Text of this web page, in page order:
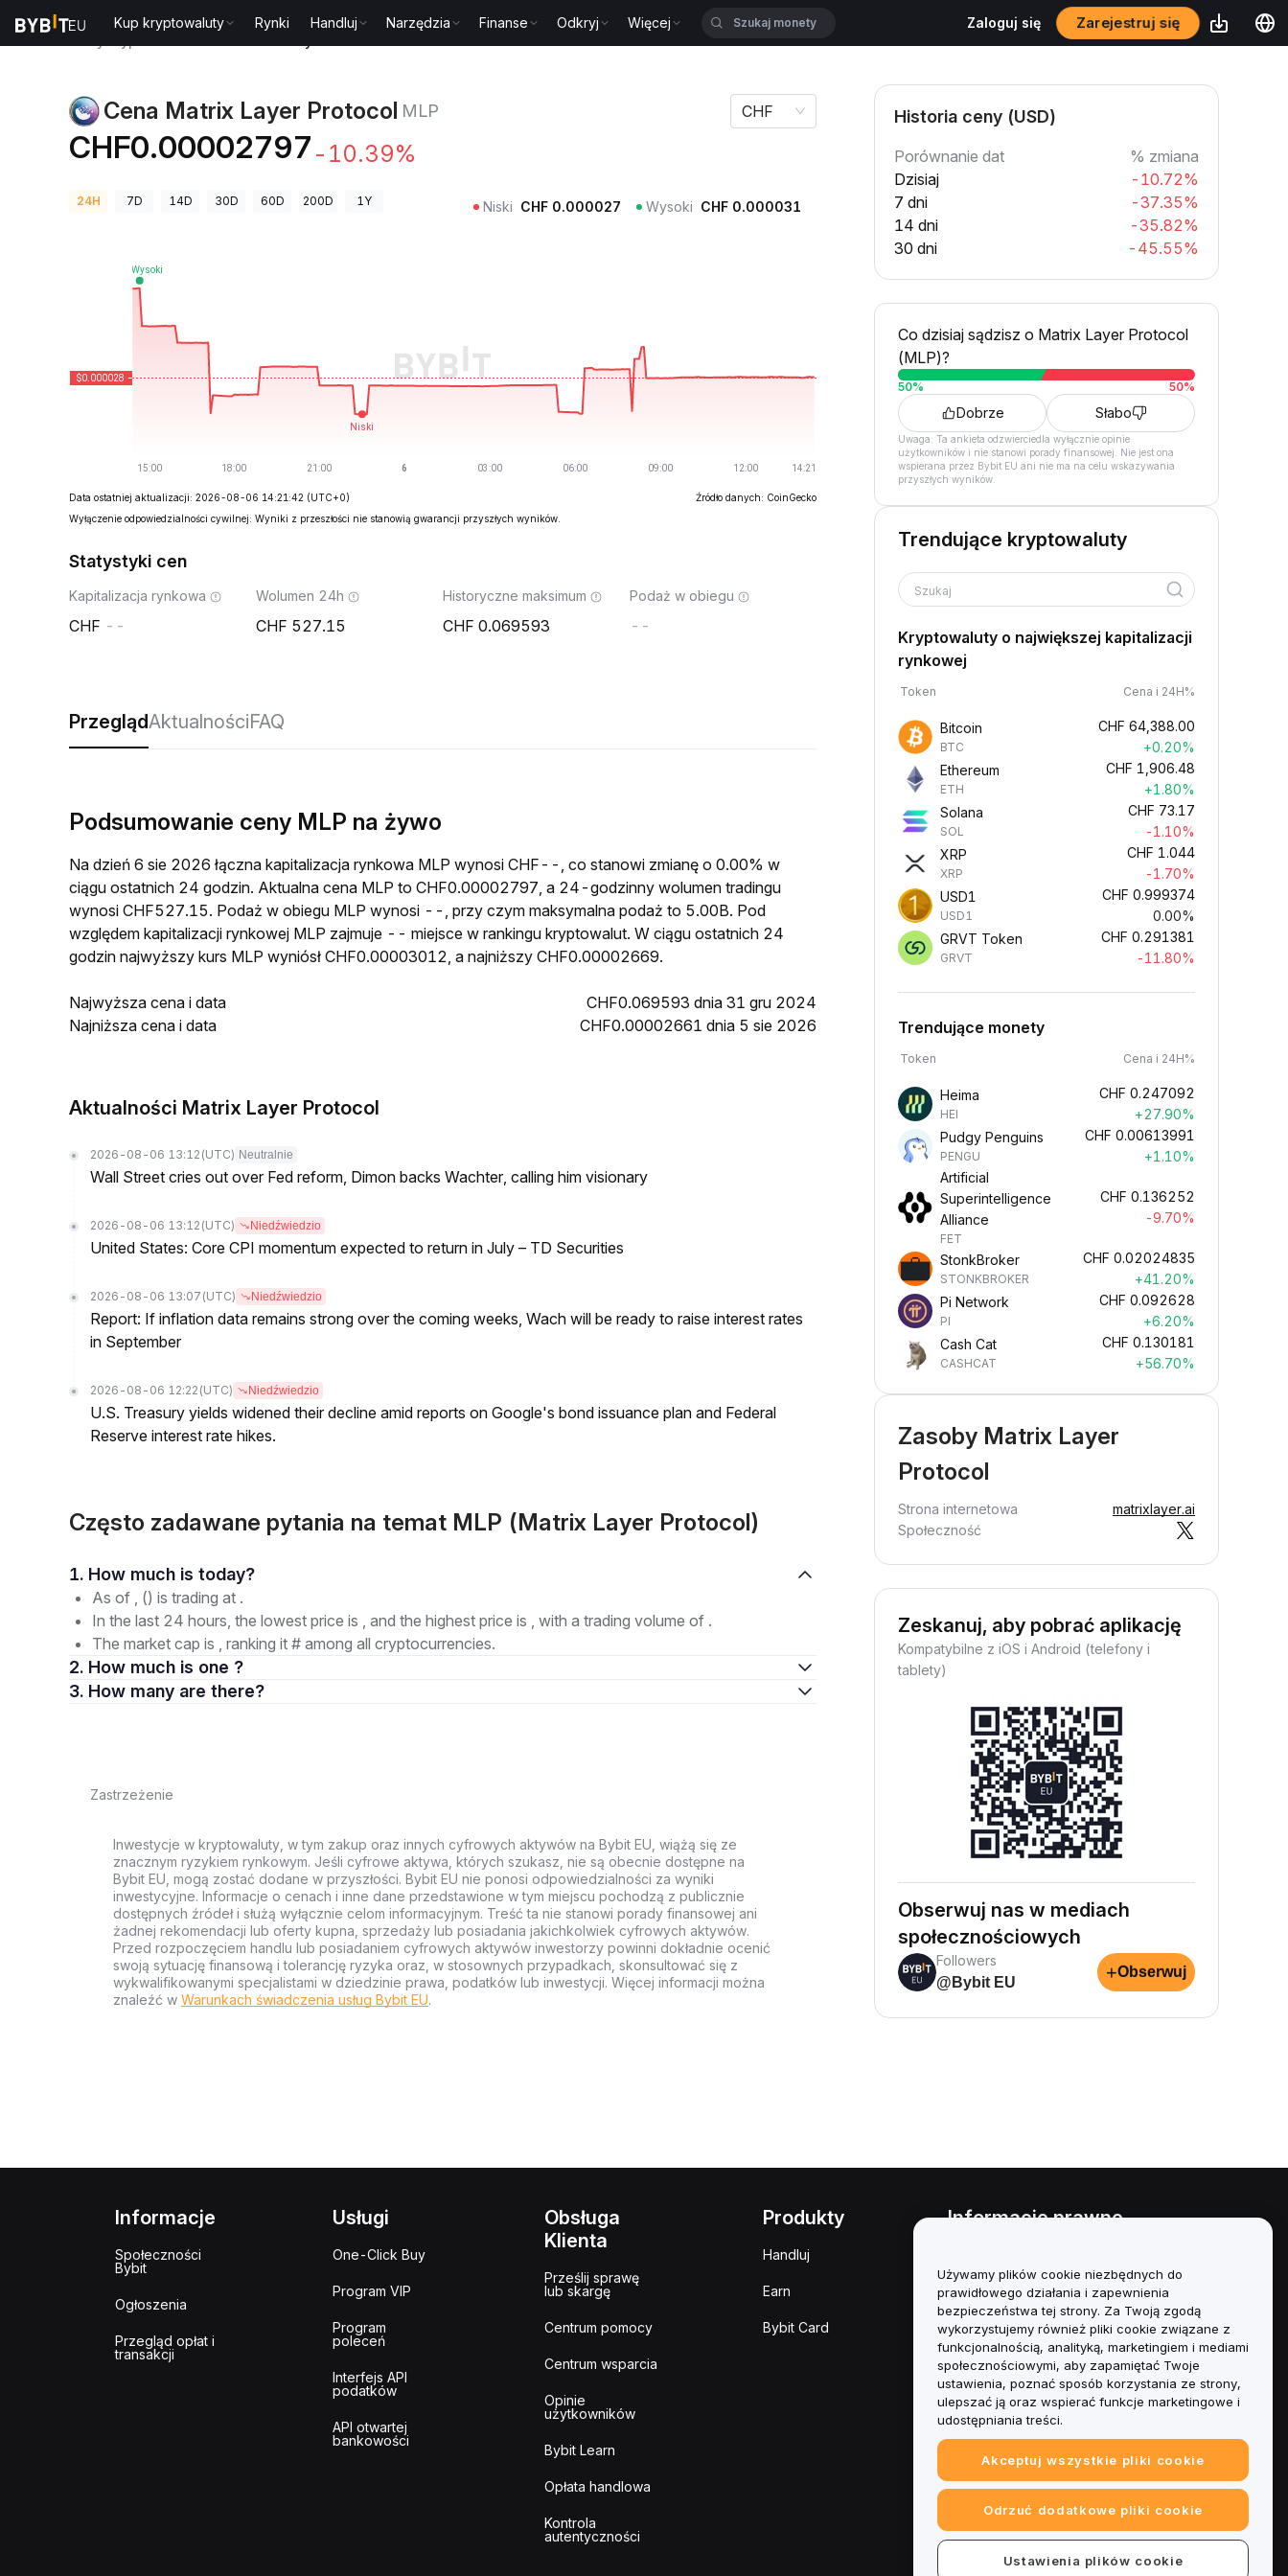
Kup kryptowaluty Rynki Handluj Narzędzia Finanse Odkryj Więcej Zaloguj się Zarejestruj się
Cena Matrix Layer Protocol MLP
CHF0.00002797 -10.39%
CHF
24H 7D 14D 30D 60D 200D 1Y Niski CHF 0.000027 Wysoki CHF 0.000031
Data ostatniej aktualizacji: 2026-08-06 14:21:42 (UTC+0)
Źródło danych: CoinGecko
Wyłączenie odpowiedzialności cywilnej: Wyniki z przeszłości nie stanowią gwarancji przyszłych wyników.
Statystyki cen
Kapitalizacja rynkowa
--
Wolumen 24h
527.15
Historyczne maksimum
0.069593
Podaż w obiegu
--
PrzeglądAktualnościFAQ
Podsumowanie ceny MLP na żywo
Na dzień 6 sie 2026 łączna kapitalizacja rynkowa MLP wynosi CHF--, co stanowi zmianę o 0.00% w
ciągu ostatnich 24 godzin. Aktualna cena MLP to CHF0.00002797, a 24-godzinny wolumen tradingu
wynosi CHF527.15. Podaż w obiegu MLP wynosi --, przy czym maksymalna podaż to 5.00B. Pod
względem kapitalizacji rynkowej MLP zajmuje -- miejsce w rankingu kryptowalut. W ciągu ostatnich 24
godzin najwyższy kurs MLP wyniósł CHF0.00003012, a najniższy CHF0.00002669.
Najwyższa cena i data
CHF0.069593 dnia 31 gru 2024
Najniższa cena i data
CHF0.00002661 dnia 5 sie 2026
Aktualności Matrix Layer Protocol
2026-08-06 13:12 (UTC) Neutralnie
Wall Street cries out over Fed reform, Dimon backs Wachter, calling him visionary
2026-08-06 13:12 (UTC) Niedźwiedzio
United States: Core CPI momentum expected to return in July – TD Securities
2026-08-06 13:07 (UTC) Niedźwiedzio
Report: If inflation data remains strong over the coming weeks, Wach will be ready to raise interest rates
in September
2026-08-06 12:22 (UTC) Niedźwiedzio
U.S. Treasury yields widened their decline amid reports on Google's bond issuance plan and Federal
Reserve interest rate hikes.
Często zadawane pytania na temat MLP (Matrix Layer Protocol)
1. How much is today?
As of , () is trading at .
In the last 24 hours, the lowest price is , and the highest price is , with a trading volume of .
The market cap is , ranking it # among all cryptocurrencies.
2. How much is one ?
3. How many are there?
Zastrzeżenie
Inwestycje w kryptowaluty, w tym zakup oraz innych cyfrowych aktywów na Bybit EU, wiążą się ze
znacznym ryzykiem rynkowym. Jeśli cyfrowe aktywa, których szukasz, nie są obecnie dostępne na
Bybit EU, mogą zostać dodane w przyszłości. Bybit EU nie ponosi odpowiedzialności za wyniki
inwestycyjne. Informacje o cenach i inne dane przedstawione w tym miejscu pochodzą z publicznie
dostępnych źródeł i służą wyłącznie celom informacyjnym. Treść ta nie stanowi porady finansowej ani
żadnej rekomendacji lub oferty kupna, sprzedaży lub posiadania jakichkolwiek cyfrowych aktywów.
Przed rozpoczęciem handlu lub posiadaniem cyfrowych aktywów inwestorzy powinni dokładnie ocenić
swoją sytuację finansową i tolerancję ryzyka oraz, w stosownych przypadkach, skonsultować się z
wykwalifikowanymi specjalistami w dziedzinie prawa, podatków lub inwestycji. Więcej informacji można
znaleźć w Warunkach świadczenia usług Bybit EU.
Historia ceny (USD)
Porównanie dat
% zmiana
Dzisiaj
-10.72%
7 dni
-37.35%
14 dni
-35.82%
30 dni
-45.55%
Co dzisiaj sądzisz o Matrix Layer Protocol
(MLP)?
50% 50%
Dobrze Słabo
Uwaga: Ta ankieta odzwierciedla wyłącznie opinie
użytkowników i nie stanowi porady finansowej. Nie jest ona
wspierana przez Bybit EU ani nie ma na celu wskazywania
przyszłych wyników.
Trendujące kryptowaluty
Szukaj
Kryptowaluty o największej kapitalizacji
rynkowej
Token Cena i 24H%
Bitcoin
BTC
CHF 64,388.00
+0.20%
Ethereum
ETH
CHF 1,906.48
+1.80%
Solana
SOL
CHF 73.17
-1.10%
XRP
XRP
CHF 1.044
-1.70%
USD1
USD1
CHF 0.999374
0.00%
GRVT Token
GRVT
CHF 0.291381
-11.80%
Trendujące monety
Token Cena i 24H%
Heima
HEI
CHF 0.247092
+27.90%
Pudgy Penguins
PENGU
CHF 0.00613991
+1.10%
Artificial
Superintelligence
Alliance
FET
CHF 0.136252
-9.70%
StonkBroker
STONKBROKER
CHF 0.02024835
+41.20%
Pi Network
PI
CHF 0.092628
+6.20%
Cash Cat
CASHCAT
CHF 0.130181
+56.70%
Zasoby Matrix Layer
Protocol
Strona internetowa
matrixlayer.ai
Społeczność
Zeskanuj, aby pobrać aplikację
Kompatybilne z iOS i Android (telefony i
tablety)
Obserwuj nas w mediach
społecznościowych
Followers
@Bybit EU
+Obserwuj
Informacje
Społeczności
Bybit
Ogłoszenia
Przegląd opłat i
transakcji
Usługi
One-Click Buy
Program VIP
Program
poleceń
Interfejs API
podatków
API otwartej
bankowości
Obsługa
Klienta
Prześlij sprawę
lub skargę
Centrum pomocy
Centrum wsparcia
Opinie
użytkowników
Bybit Learn
Opłata handlowa
Kontrola
autentyczności
Produkty
Handluj
Earn
Bybit Card
Informacje prawne
interesów
Podsumowanie polityki
powiernictwa i zarządzania
Informacje ESG
Biuletyny informacyjne
kryptoaktywów
Używamy plików cookie niezbędnych do
prawidłowego działania i zapewnienia
bezpieczeństwa tej strony. Za Twoją zgodą
wykorzystujemy również pliki cookie związane z
funkcjonalnością, analityką, marketingiem i mediami
społecznościowymi, aby zapamiętać Twoje
ustawienia, poznać sposób korzystania ze strony,
ulepszać ją oraz wspierać funkcje marketingowe i
udostępniania treści.
Akceptuj wszystkie pliki cookie
Odrzuć dodatkowe pliki cookie
Ustawienia plików cookie